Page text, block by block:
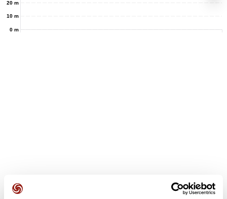
0 m
10 m
20 m
Avis des utilisateurs